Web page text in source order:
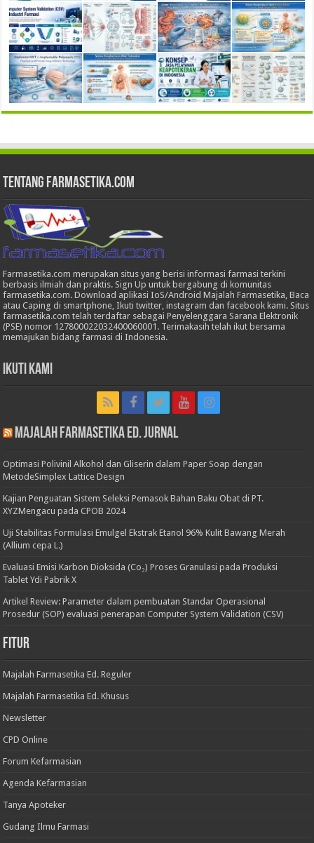
Tentang Farmasetika.com
Farmasetika.com merupakan situs yang berisi informasi farmasi terkini
berbasis ilmiah dan praktis. Sign Up untuk bergabung di komunitas
farmasetika.com. Download aplikasi IoS/Android Majalah Farmasetika, Baca
atau Caping di smartphone, Ikuti twitter, instagram dan facebook kami. Situs
farmasetika.com telah terdaftar sebagai Penyelenggara Sarana Elektronik
(PSE) nomor 127800022032400060001. Terimakasih telah ikut bersama
memajukan bidang farmasi di Indonesia.
Ikuti Kami
Majalah Farmasetika Ed. Jurnal
Optimasi Polivinil Alkohol dan Gliserin dalam Paper Soap dengan
MetodeSimplex Lattice Design
Kajian Penguatan Sistem Seleksi Pemasok Bahan Baku Obat di PT.
XYZMengacu pada CPOB 2024
Uji Stabilitas Formulasi Emulgel Ekstrak Etanol 96% Kulit Bawang Merah
(Allium cepa L.)
Evaluasi Emisi Karbon Dioksida (Co₂) Proses Granulasi pada Produksi
Tablet Ydi Pabrik X
Artikel Review: Parameter dalam pembuatan Standar Operasional
Prosedur (SOP) evaluasi penerapan Computer System Validation (CSV)
Fitur
Majalah Farmasetika Ed. Reguler
Majalah Farmasetika Ed. Khusus
Newsletter
CPD Online
Forum Kefarmasian
Agenda Kefarmasian
Tanya Apoteker
Gudang Ilmu Farmasi